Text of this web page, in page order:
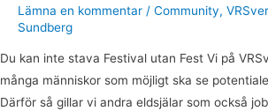
Lämna en kommentar / Community,
Sundberg
Du kan inte stava Festival utan Fest Vi på
många människor som möjligt ska se
Därför så gillar vi andra eldsjälar som också